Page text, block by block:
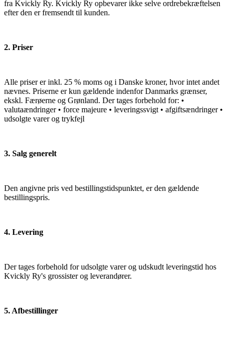
fra Kvickly Ry. Kvickly Ry opbevarer ikke selve ordrebekræftelsen
efter den er fremsendt til kunden.
2. Priser
Alle priser er inkl. 25 % moms og i Danske kroner, hvor intet andet
nævnes. Priserne er kun gældende indenfor Danmarks grænser,
ekskl. Færøerne og Grønland. Der tages forbehold for: •
valutaændringer • force majeure • leveringssvigt • afgiftsændringer •
udsolgte varer og trykfejl
3. Salg generelt
Den angivne pris ved bestillingstidspunktet, er den gældende
bestillingspris.
4. Levering
Der tages forbehold for udsolgte varer og udskudt leveringstid hos
Kvickly Ry's grossister og leverandører.
5. Afbestillinger